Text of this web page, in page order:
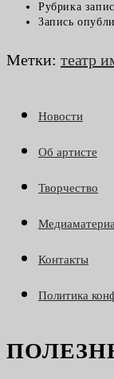
Рубрика
Запись
Метки: театр
Новости
Об артисте
Творчество
Контакты
Политика